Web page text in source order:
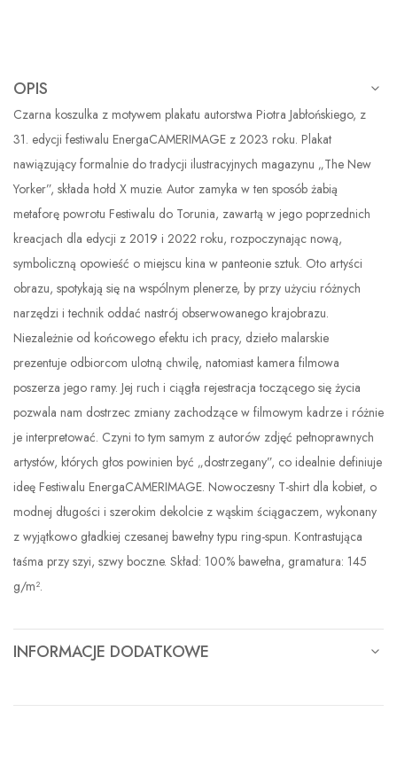
OPIS
Czarna koszulka z motywem plakatu autorstwa Piotra Jabłońskiego, z
31. edycji festiwalu EnergaCAMERIMAGE z 2023 roku. Plakat
nawiązujący formalnie do tradycji ilustracyjnych magazynu „The New
Yorker”, składa hołd X muzie. Autor zamyka w ten sposób żabią
metaforę powrotu Festiwalu do Torunia, zawartą w jego poprzednich
kreacjach dla edycji z 2019 i 2022 roku, rozpoczynając nową,
symboliczną opowieść o miejscu kina w panteonie sztuk. Oto artyści
obrazu, spotykają się na wspólnym plenerze, by przy użyciu różnych
narzędzi i technik oddać nastrój obserwowanego krajobrazu.
Niezależnie od końcowego efektu ich pracy, dzieło malarskie
prezentuje odbiorcom ulotną chwilę, natomiast kamera filmowa
poszerza jego ramy. Jej ruch i ciągła rejestracja toczącego się życia
pozwala nam dostrzec zmiany zachodzące w filmowym kadrze i różnie
je interpretować. Czyni to tym samym z autorów zdjęć pełnoprawnych
artystów, których głos powinien być „dostrzegany”, co idealnie definiuje
ideę Festiwalu EnergaCAMERIMAGE. Nowoczesny T-shirt dla kobiet, o
modnej długości i szerokim dekolcie z wąskim ściągaczem, wykonany
z wyjątkowo gładkiej czesanej bawełny typu ring-spun. Kontrastująca
taśma przy szyi, szwy boczne. Skład: 100% bawełna, gramatura: 145
g/m².
INFORMACJE DODATKOWE